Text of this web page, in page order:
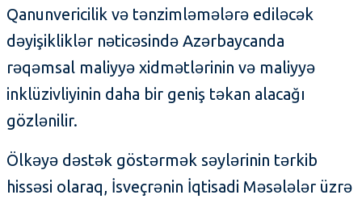
Qanunvericilik və tənzimləmələrə ediləcək
dəyişikliklər nəticəsində Azərbaycanda
rəqəmsal maliyyə xidmətlərinin və maliyyə
inklüzivliyinin daha bir geniş təkan alacağı
gözlənilir.
Ölkəyə dəstək göstərmək səylərinin tərkib
hissəsi olaraq, İsveçrənin İqtisadi Məsələlər üzrə